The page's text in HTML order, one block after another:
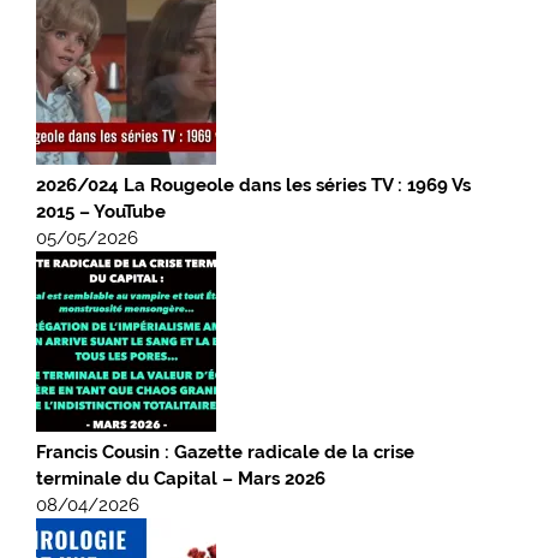
2026/024 La Rougeole dans les séries TV : 1969 Vs
2015 – YouTube
05/05/2026
Francis Cousin : Gazette radicale de la crise
terminale du Capital – Mars 2026
08/04/2026